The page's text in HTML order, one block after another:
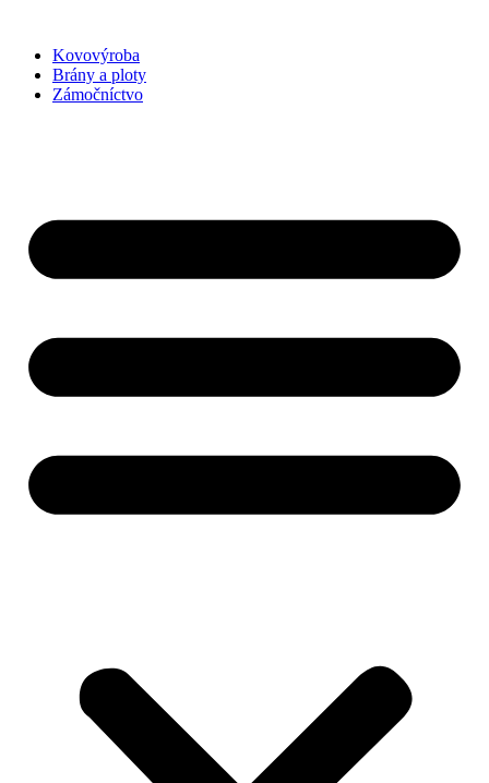
obsah
Kovovýroba
Brány a ploty
Zámočníctvo